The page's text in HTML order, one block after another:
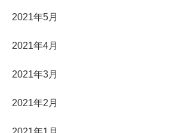
2021年5月
2021年4月
2021年3月
2021年2月